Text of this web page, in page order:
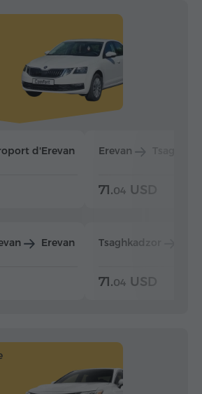
d'Erevan
Erevan
Erevan
71.04 USD
Tsaghkadzor
71.04 USD